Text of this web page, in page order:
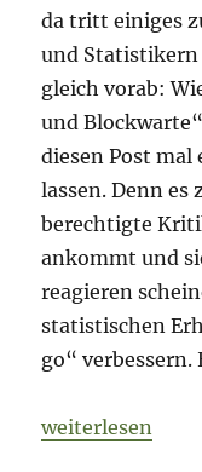
da tritt einiges
und Statistikern
gleich vorab:
und
diesen Post mal
lassen. Denn es
berechtigte
ankommt und
reagieren
statistischen
go“ verbessern.
„Coronavirus –
weiterlesen